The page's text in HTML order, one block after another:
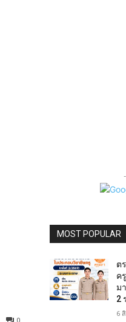
0
MOST POPULAR
ต
ค
ม
2
6